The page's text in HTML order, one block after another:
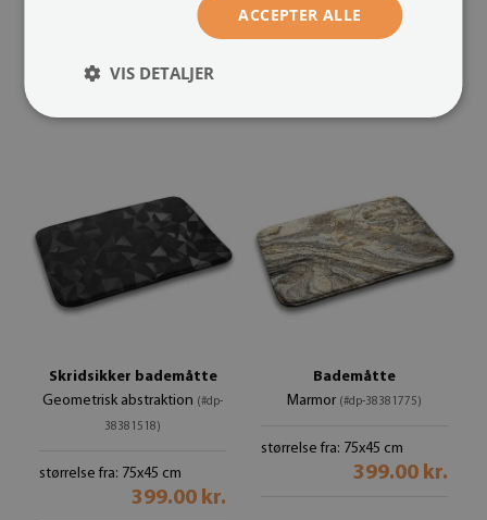
399.00 kr.
38381522)
Skridsikker bademåtte
Geometrisk abstraktion (#dp-
38381518)
størrelse fra: 75x45 cm
399.00 kr.
Bademåtte
Marmor (#dp-38381775)
størrelse fra: 75x45 cm
399.00 kr.
ACCEPTER ALLE
VIS DETALJER